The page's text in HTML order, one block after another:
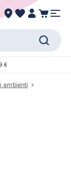
€
ambienti